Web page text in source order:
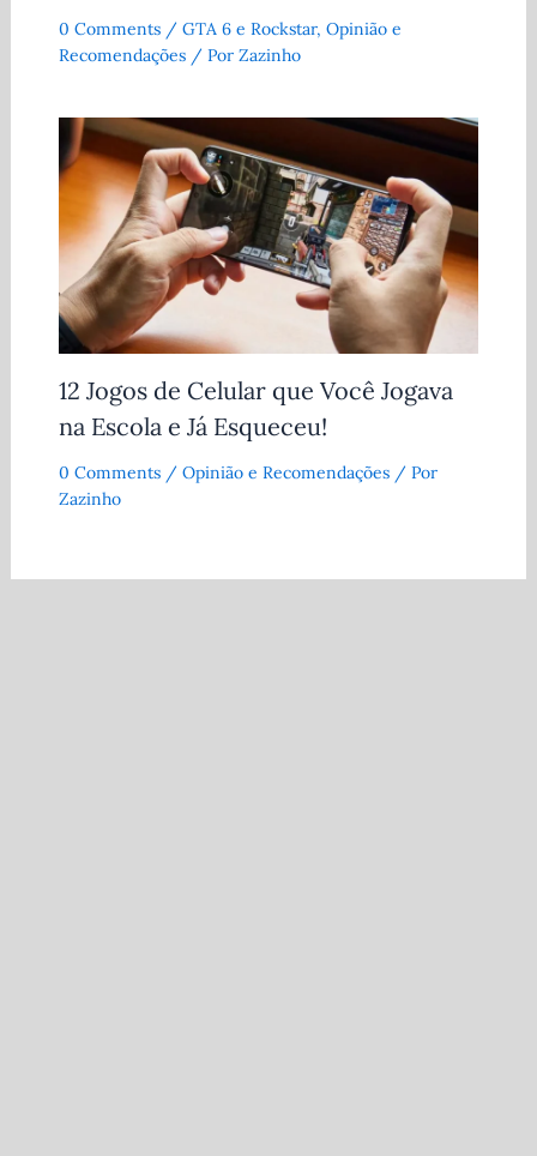
0 Comments / GTA 6 e Rockstar, Opinião e
Recomendações/ Por Zazinho
12 Jogos de Celular que Você Jogava
na Escola e Já Esqueceu!
0 Comments / Opinião e Recomendações/ Por
Zazinho